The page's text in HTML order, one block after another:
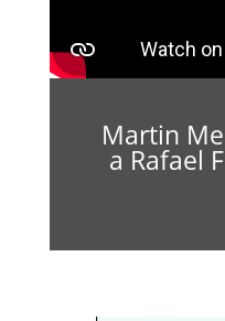
Martin
a Rafael